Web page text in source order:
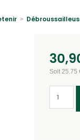
>
Soit 25.75